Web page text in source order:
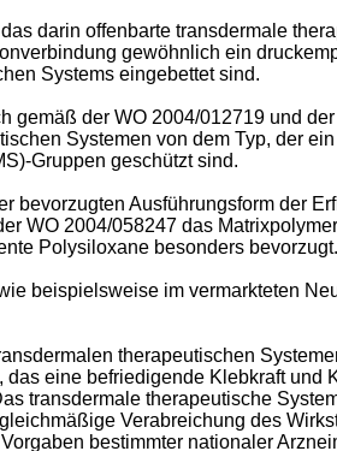
darin offenbarte transdermale
gewöhnlich ein
Systems eingebettet sind.
gemäß der WO 2004/012719 und der
Systemen von dem Typ, der
Gruppen geschützt sind.
bevorzugten Ausführungsform der
WO 2004/058247 das
Polysiloxane besonders bevorzugt.
beispielsweise im vermarkteten
therapeutischen
eine befriedigende Klebkraft
transdermale therapeutische
Verabreichung des
bestimmter nationaler